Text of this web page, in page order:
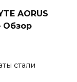
AORUS
Обзор
стали